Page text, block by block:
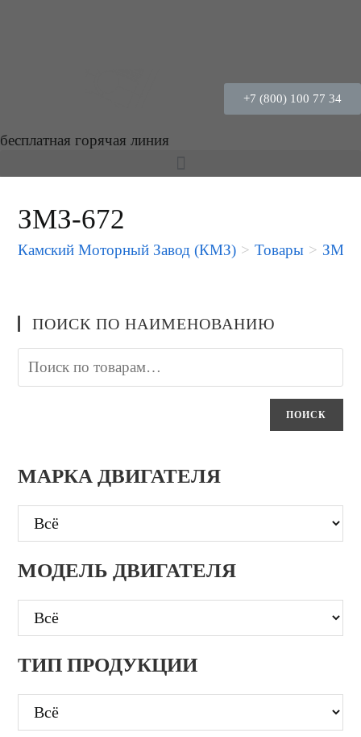
+7 (800) 100 77 34
бесплатная горячая линия
ЗМЗ-672
Камский Моторный Завод (КМЗ) > Товары > ЗМЗ-
ПОИСК ПО НАИМЕНОВАНИЮ
ПОИСК
МАРКА ДВИГАТЕЛЯ
МОДЕЛЬ ДВИГАТЕЛЯ
ТИП ПРОДУКЦИИ